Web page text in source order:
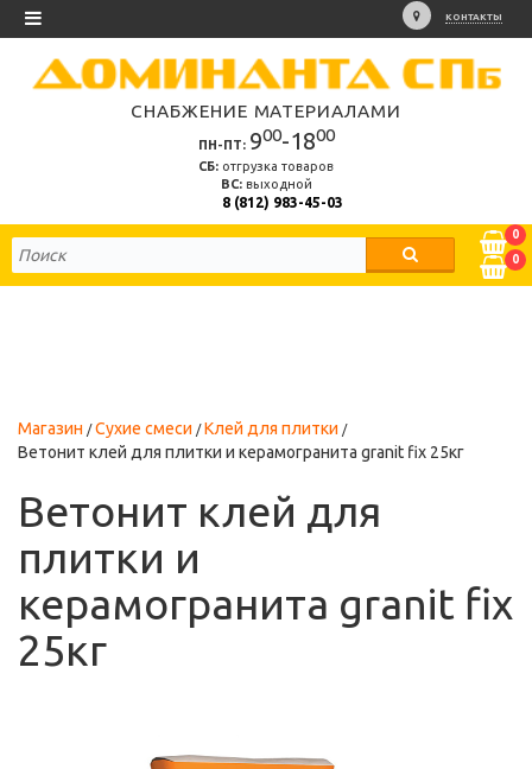
КОНТАКТЫ
СНАБЖЕНИЕ МАТЕРИАЛАМИ
ПН-ПТ: 900-1800
СБ: отгрузка товаров
ВС:выходной
8 (812) 983-45-03
0
0
Магазин Сухие смеси
Клей для плитки
Ветонит клей для плитки и керамогранита granit fix 25кг
Ветонит клей для
плитки и
керамогранита granit fix
25кг